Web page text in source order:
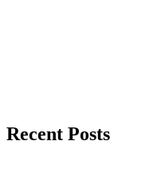
Recent Posts